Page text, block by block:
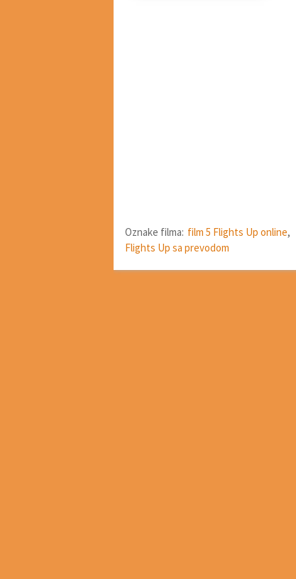
Oznake filma: film 5 Flights Up online,
Flights Up sa prevodom